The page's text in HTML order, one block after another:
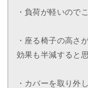
・負荷が軽いので
・座る椅子の高さ
効果も半減すると
・カバーを取り外